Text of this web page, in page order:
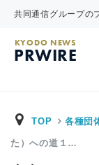
共同通信グループの
KYODO NEWS
PRWIRE
TOP 各種団
た）への道１…